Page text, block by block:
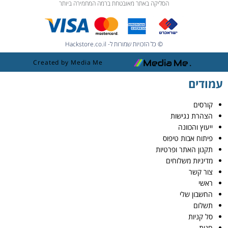
הסליקה באתר מאובטחת ברמה המחמירה ביותר
© כל הזכויות שמורות ל- Hackstore.co.il
Created by Media Me
עמודים
קורסים
הצהרת נגישות
ייעוץ והכוונה
פיתוח אבות טיפוס
תקנון האתר ופרטיות
מדיניות משלוחים
צור קשר
ראשי
החשבון שלי
תשלום
סל קניות